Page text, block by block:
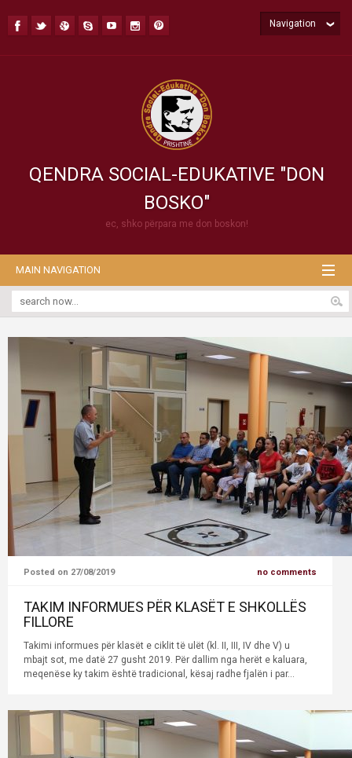
QENDRA SOCIAL-EDUKATIVE "DON
BOSKO"
ec, shko përpara me don boskon!
Navigation
MAIN NAVIGATION
Posted on 27/08/2019 no comments
TAKIM INFORMUES PËR KLASËT E SHKOLLËS
FILLORE
Takimi informues për klasët e ciklit të ulët (kl. II, III, IV dhe V) u
mbajt sot, me datë 27 gusht 2019. Për dallim nga herët e kaluara,
meqenëse ky takim është tradicional, kësaj radhe fjalën i par...